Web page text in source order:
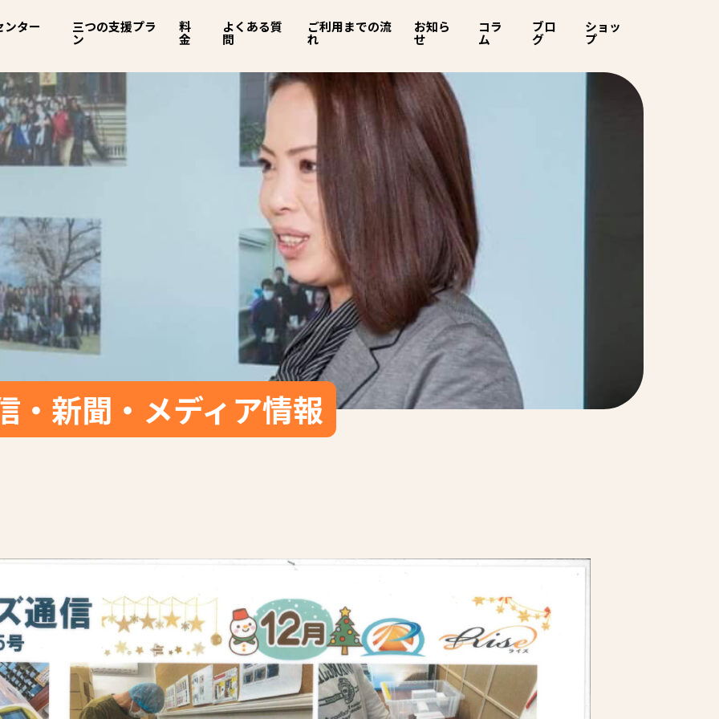
ンター 三つの支援プラ
ン
料
金
よくある質
問
ご利用までの流
れ
お知ら
せ
コラ
ム
ブロ
グ
ショッ
プ
・新聞・メディア情報